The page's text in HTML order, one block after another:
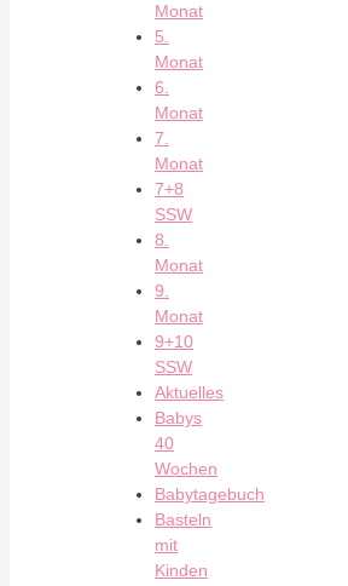
Monat
5.
Monat
6.
Monat
7.
Monat
7+8
SSW
8.
Monat
9.
Monat
9+10
SSW
Aktuelles
Babys
40
Wochen
Babytagebuch
Basteln
mit
Kinden